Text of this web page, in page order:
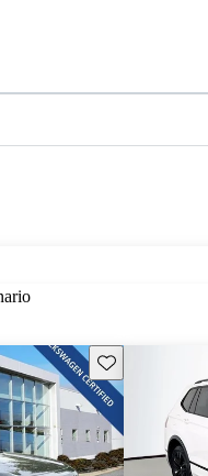
Guarda este Aviso